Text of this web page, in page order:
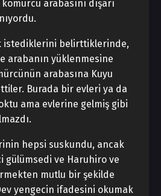
arabasını dışarı
istediklerini belirttiklerinde,
arabanın yüklenmesine
arabasına Kuyu
Burada bir evleri ya da
ama evlerine gelmiş gibi
hepsi suskundu, ancak
gülümsedi ve Haruhiro ve
mutlu bir şekilde
yengecin ifadesini okumak